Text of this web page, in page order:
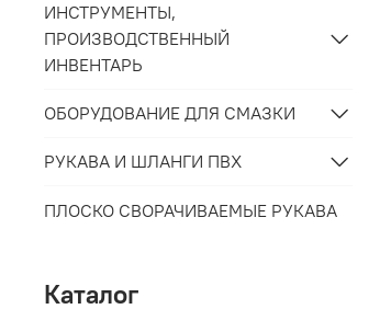
ИНСТРУМЕНТЫ,
ПРОИЗВОДСТВЕННЫЙ
ИНВЕНТАРЬ
ОБОРУДОВАНИЕ ДЛЯ СМАЗКИ
РУКАВА И ШЛАНГИ ПВХ
ПЛОСКО СВОРАЧИВАЕМЫЕ РУКАВА
Каталог